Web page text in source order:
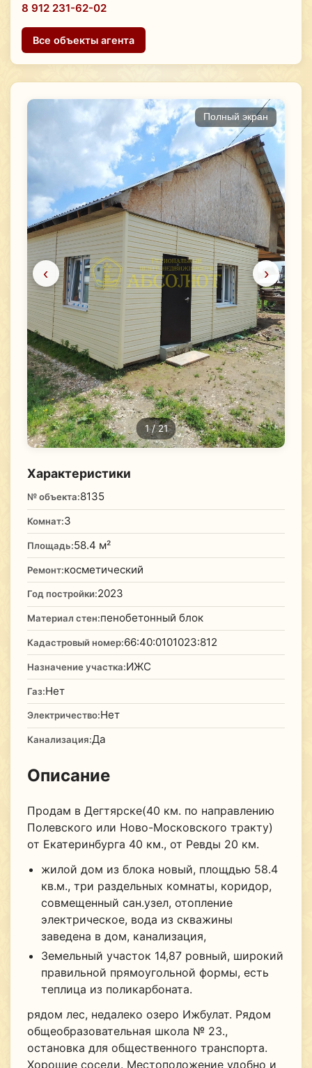
‹ ›
Полный экран
1/ 21
Характеристики
№ объекта:8135
Комнат:3
Площадь:58.4 м²
Ремонт:косметический
Год постройки:2023
Материал стен:пенобетонный блок
Кадастровый номер:66:40:0101023:812
Назначение участка:ИЖС
Газ:Нет
Электричество:Нет
Канализация:Да
Описание
Продам в Дегтярске(40 км. по направлению
Полевского или Ново-Московского тракту)
от Екатеринбурга 40 км., от Ревды 20 км.
жилой дом из блока новый, площдью 58.4
кв.м., три раздельных комнаты, коридор,
совмещенный сан.узел, отопление
электрическое, вода из скважины
заведена в дом, канализация,
Земельный участок 14,87 ровный, широкий
правильной прямоугольной формы, есть
теплица из поликарбоната.
рядом лес, недалеко озеро Ижбулат. Рядом
общеобразовательная школа № 23.,
остановка для общественного транспорта.
Хорошие соседи. Местоположение удобно и
8 912 231-62-02
Все объекты агента